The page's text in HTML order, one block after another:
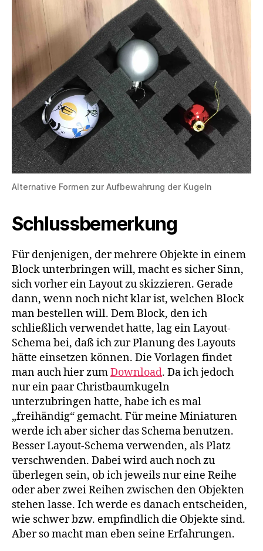
Alternative Formen zur Aufbewahrung der Kugeln
Schlussbemerkung
Für denjenigen, der mehrere Objekte in einem
Block unterbringen will, macht es sicher Sinn,
sich vorher ein Layout zu skizzieren. Gerade
dann, wenn noch nicht klar ist, welchen Block
man bestellen will. Dem Block, den ich
schließlich verwendet hatte, lag ein Layout-
Schema bei, daß ich zur Planung des Layouts
hätte einsetzen können. Die Vorlagen findet
man auch hier zumDownload. Da ich jedoch
nur ein paar Christbaumkugeln
unterzubringen hatte, habe ich es mal
„freihändig“ gemacht. Für meine Miniaturen
werde ich aber sicher das Schema benutzen.
Besser Layout-Schema verwenden, als Platz
verschwenden. Dabei wird auch noch zu
überlegen sein, ob ich jeweils nur eine Reihe
oder aber zwei Reihen zwischen den Objekten
stehen lasse. Ich werde es danach entscheiden,
wie schwer bzw. empfindlich die Objekte sind.
Aber so macht man eben seine Erfahrungen.